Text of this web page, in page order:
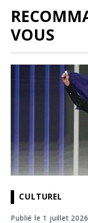
VOUS
CULTUREL
Publié le 1 juillet 2026